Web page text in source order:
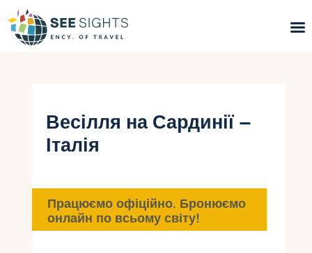
Гарячі тури
Типи Турів
Інфо
Весілля на Сардинії –
Італія
Працюємо офіційно. Бронюємо
онлайн по всьому світу!